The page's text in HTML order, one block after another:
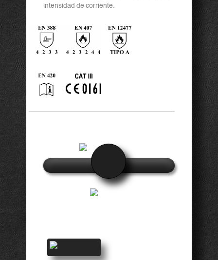
intensidad de corriente.